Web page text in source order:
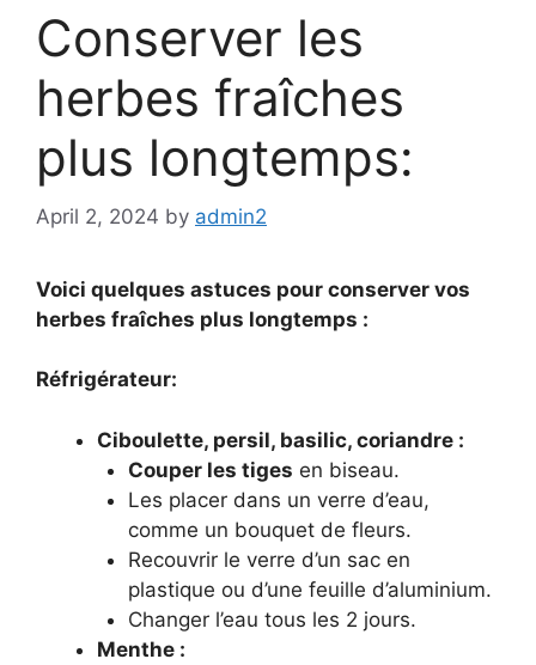
Conserver les
herbes fraîches
plus longtemps:
April 2, 2024 by admin2
Voici quelques astuces pour conserver vos
herbes fraîches plus longtemps :
Réfrigérateur:
Ciboulette, persil, basilic, coriandre :
Couper les tiges en biseau.
Les placer dans un verre d’eau,
comme un bouquet de fleurs.
Recouvrir le verre d’un sac en
plastique ou d’une feuille d’aluminium.
Changer l’eau tous les 2 jours.
Menthe :